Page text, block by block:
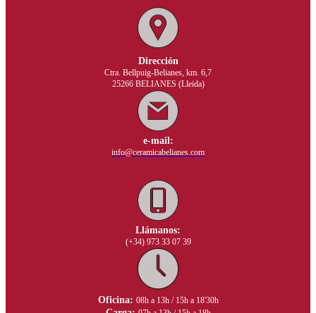
Dirección
Ctra. Bellpuig-Belianes, km. 6,7
25266 BELIANES (Lleida)
e-mail:
info@ceramicabelianes.com
Llámanos:
(+34) 973 33 07 39
Oficina: 08h a 13h / 15h a 18'30h